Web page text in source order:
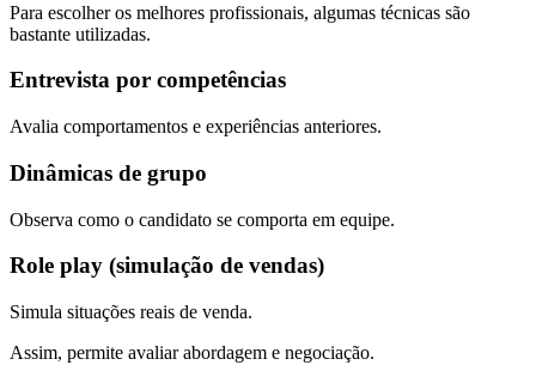
Para escolher os melhores profissionais, algumas técnicas são
bastante utilizadas.
Entrevista por competências
Avalia comportamentos e experiências anteriores.
Dinâmicas de grupo
Observa como o candidato se comporta em equipe.
Role play (simulação de vendas)
Simula situações reais de venda.
Assim, permite avaliar abordagem e negociação.